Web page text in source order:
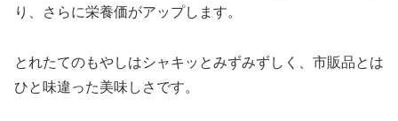
り、さらに栄養価がアップします。
とれたてのもやしはシャキッとみずみずしく、市販品とは
ひと味違った美味しさです。